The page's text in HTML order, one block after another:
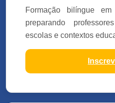
Formação bilíngue
preparando
escolas e contextos